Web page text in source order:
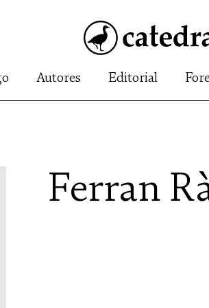
Autores Editorial
Ferran